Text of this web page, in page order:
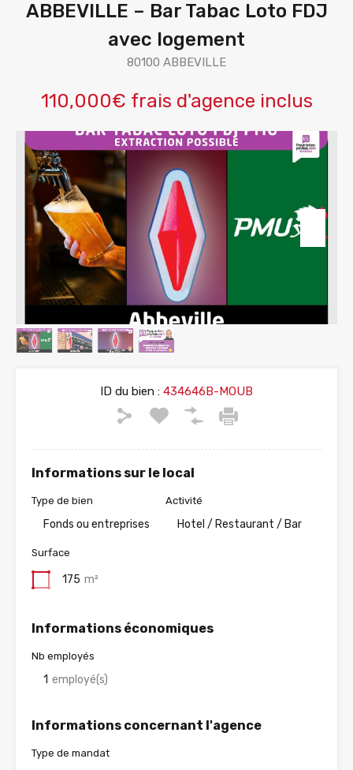
ABBEVILLE – Bar Tabac Loto FDJ
avec logement
80100 ABBEVILLE
110,000€ frais d'agence inclus
ID du bien : 434646B-MOUB
Informations sur le local
Type de bien
Fonds ou entreprises
Activité
Hotel / Restaurant / Bar
Surface
175 m²
Informations économiques
Nb employés
1 employé(s)
Informations concernant l'agence
Type de mandat